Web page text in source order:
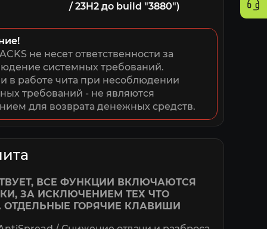
/ 23H2 до build "3880")
не несет ответственности за
системных требований.
в работе чита при несоблюдении
требований - не являются
для возврата денежных средств.
ВСЕ ФУНКЦИИ ВКЛЮЧАЮТСЯ
ЗА ИСКЛЮЧЕНИЕМ ТЕХ ЧТО
ГОРЯЧИЕ КЛАВИШИ